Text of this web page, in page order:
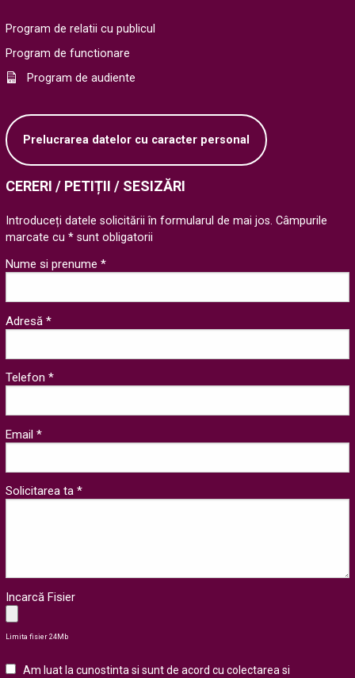
Program de relatii cu publicul
Program de functionare
Program de audiente
Prelucrarea datelor cu caracter personal
CERERI / PETIȚII / SESIZĂRI
Introduceți datele solicitării în formularul de mai jos. Câmpurile
marcate cu * sunt obligatorii
Nume si prenume *
Adresă *
Telefon *
Email *
Solicitarea ta *
Incarcă Fisier
Limita fisier 24Mb
Am luat la cunostinta si sunt de acord cu colectarea si